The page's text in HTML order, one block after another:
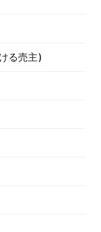
る売主)